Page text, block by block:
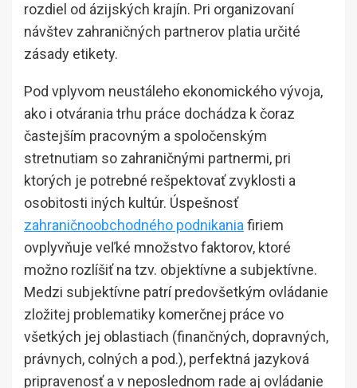
rozdiel od ázijských krajín. Pri organizovaní
návštev zahraničných partnerov platia určité
zásady etikety.
Pod vplyvom neustáleho ekonomického vývoja,
ako i otvárania trhu práce dochádza k čoraz
častejším pracovným a spoločenským
stretnutiam so zahraničnými partnermi, pri
ktorých je potrebné rešpektovať zvyklosti a
osobitosti iných kultúr. Úspešnosť
zahraničnoobchodného podnikaniafiriem
ovplyvňuje veľké množstvo faktorov, ktoré
možno rozlíšiť na tzv. objektívne a subjektívne.
Medzi subjektívne patrí predovšetkým ovládanie
zložitej problematiky komerčnej práce vo
všetkých jej oblastiach (finančných, dopravných,
právnych, colných a pod.), perfektná jazyková
pripravenosť a v neposlednom rade aj ovládanie